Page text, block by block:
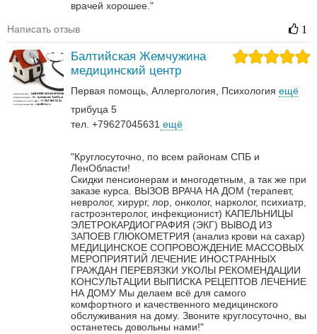
врачей хорошее."
Написать отзыв 1
Балтийская Жемчужина
медицинский центр
Первая помощь Аллергология Психология ещё
трибуца 5
тел. +79627045631 ещё
"Круглосуточно, по всем районам СПБ и
ЛенОбласти!
Скидки пенсионерам и многодетным, а так же при
заказе курса. ВЫЗОВ ВРАЧА НА ДОМ (терапевт,
невролог, хирург, лор, онколог, нарколог, психиатр,
гастроэнтеролог, инфекционист) КАПЕЛЬНИЦЫ
ЭЛЕТРОКАРДИОГРАФИЯ (ЭКГ) ВЫВОД ИЗ
ЗАПОЕВ ГЛЮКОМЕТРИЯ (анализ крови на сахар)
МЕДИЦИНСКОЕ СОПРОВОЖДЕНИЕ МАССОВЫХ
МЕРОПРИЯТИЙ ЛЕЧЕНИЕ ИНОСТРАННЫХ
ГРАЖДАН ПЕРЕВЯЗКИ УКОЛЫ РЕКОМЕНДАЦИИ
КОНСУЛЬТАЦИИ ВЫПИСКА РЕЦЕПТОВ ЛЕЧЕНИЕ
НА ДОМУ Мы делаем всё для самого
комфортного и качественного медицинского
обслуживания на дому. Звоните круглосуточно, вы
останетесь довольны нами!"